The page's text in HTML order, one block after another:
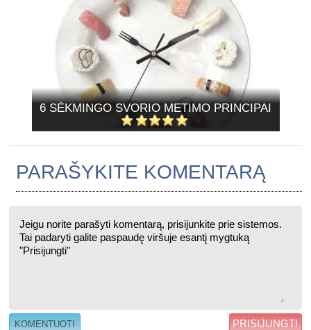
6 SĖKMINGO SVORIO METIMO PRINCIPAI
PARAŠYKITE KOMENTARĄ
PRISIJUNGTI